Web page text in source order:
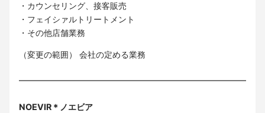
・カウンセリング、接客販売
・フェイシァルトリートメント
・その他店舗業務
（変更の範囲） 会社の定める業務
NOEVIR＊ノエビア